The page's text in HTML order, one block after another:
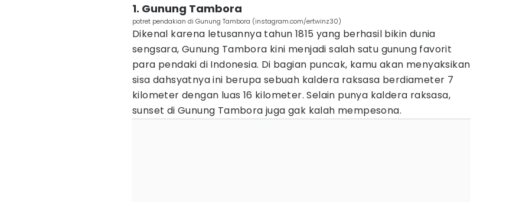
1. Gunung Tambora
potret pendakian di Gunung Tambora (instagram.com/ertwinz30)
Dikenal karena letusannya tahun 1815 yang berhasil bikin dunia
sengsara, Gunung Tambora kini menjadi salah satu gunung favorit
para pendaki di Indonesia. Di bagian puncak, kamu akan menyaksikan
sisa dahsyatnya ini berupa sebuah kaldera raksasa berdiameter 7
kilometer dengan luas 16 kilometer. Selain punya kaldera raksasa,
sunset di Gunung Tambora juga gak kalah mempesona.